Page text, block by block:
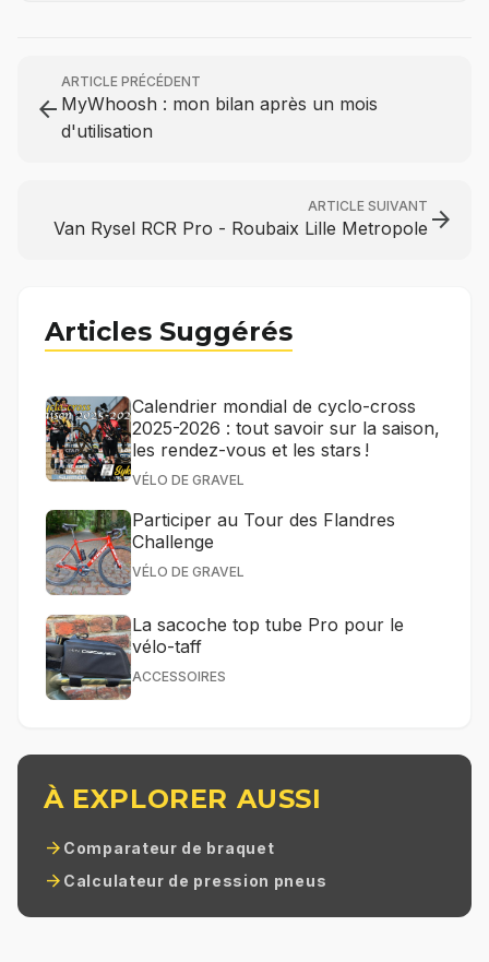
arrow_back
ARTICLE PRÉCÉDENT
MyWhoosh : mon bilan après un mois
d'utilisation
ARTICLE SUIVANT
Van Rysel RCR Pro - Roubaix Lille Metropole arrow_forward
Articles Suggérés
Calendrier mondial de cyclo-cross
2025-2026 : tout savoir sur la saison,
les rendez-vous et les stars !
VÉLO DE GRAVEL
Participer au Tour des Flandres
Challenge
VÉLO DE GRAVEL
La sacoche top tube Pro pour le
vélo-taff
ACCESSOIRES
À EXPLORER AUSSI
arrow_forward Comparateur de braquet
arrow_forward Calculateur de pression pneus